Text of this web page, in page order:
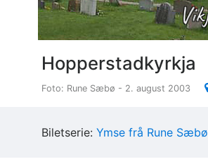
Hopperstadkyrkja
Foto: Rune Sæbø - 2. august 2003
Biletserie: Ymse frå Rune Sæbø